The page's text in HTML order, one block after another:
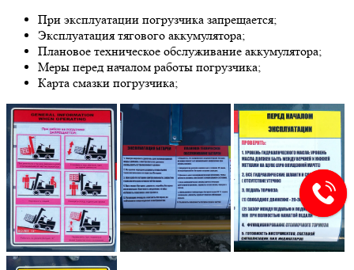
При эксплуатации погрузчика запрещается;
Эксплуатация тягового аккумулятора;
Плановое техническое обслуживание аккумулятора;
Меры перед началом работы погрузчика;
Карта смазки погрузчика;